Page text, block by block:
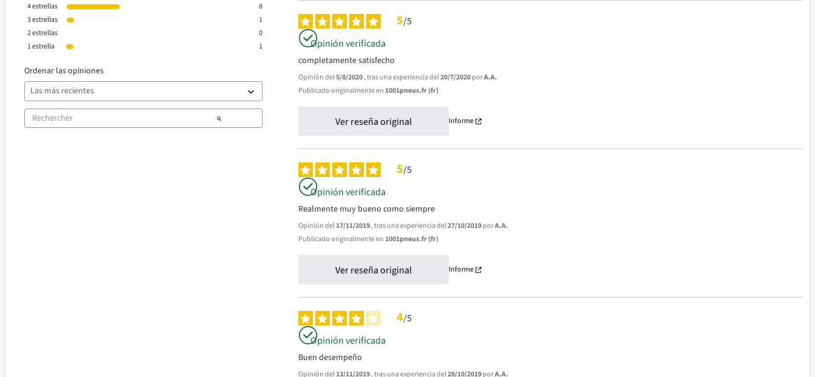
4estrellas
8
3estrellas
1
2estrellas
0
1estrella 1
Ordenar las opiniones
5/5
Opinión verificada
completamente satisfecho
Opinión del5/8/2020, tras una experiencia del20/7/2020porA.A.
Publicado originalmente en1001pneus.fr (fr)
Ver reseña original Informe
5/5
Opinión verificada
Realmente muy bueno como siempre
Opinión del17/11/2019, tras una experiencia del27/10/2019porA.A.
Publicado originalmente en1001pneus.fr (fr)
Ver reseña original Informe
4/5
Opinión verificada
Buen desempeño
Opinión del13/11/2019, tras una experiencia del28/10/2019porA.A.